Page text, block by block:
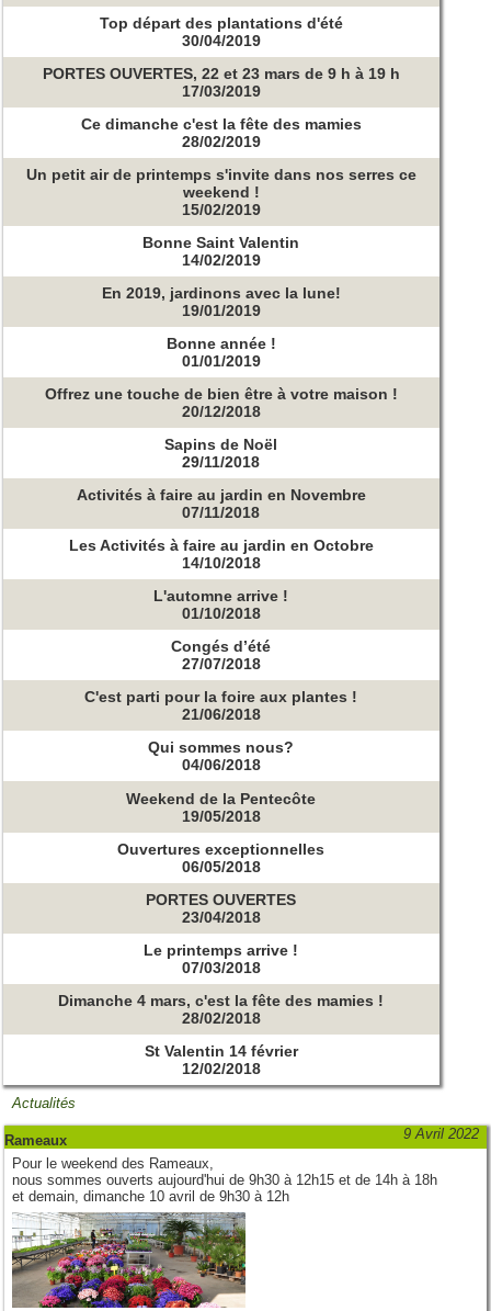
Top départ des plantations d'été
30/04/2019
PORTES OUVERTES, 22 et 23 mars de 9 h à 19 h
17/03/2019
Ce dimanche c'est la fête des mamies
28/02/2019
Un petit air de printemps s'invite dans nos serres ce
weekend !
15/02/2019
Bonne Saint Valentin
14/02/2019
En 2019, jardinons avec la lune!
19/01/2019
Bonne année !
01/01/2019
Offrez une touche de bien être à votre maison !
20/12/2018
Sapins de Noël
29/11/2018
Activités à faire au jardin en Novembre
07/11/2018
Les Activités à faire au jardin en Octobre
14/10/2018
L'automne arrive !
01/10/2018
Congés d’été
27/07/2018
C'est parti pour la foire aux plantes !
21/06/2018
Qui sommes nous?
04/06/2018
Weekend de la Pentecôte
19/05/2018
Ouvertures exceptionnelles
06/05/2018
PORTES OUVERTES
23/04/2018
Le printemps arrive !
07/03/2018
Dimanche 4 mars, c'est la fête des mamies !
28/02/2018
St Valentin 14 février
12/02/2018
Actualités
9 Avril 2022
Rameaux
Pour le weekend des Rameaux,
nous sommes ouverts aujourd'hui de 9h30 à 12h15 et de 14h à 18h
et demain, dimanche 10 avril de 9h30 à 12h